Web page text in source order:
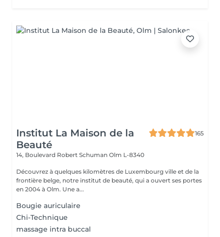
Institut La Maison de la
Beauté
165
14, Boulevard Robert Schuman Olm L-8340
Découvrez à quelques kilomètres de Luxembourg ville et de la
frontière belge, notre institut de beauté, qui a ouvert ses portes
en 2004 à Olm. Une a...
Bougie auriculaire
Chi-Technique
massage intra buccal